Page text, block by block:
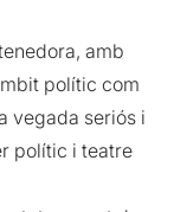
amb
polític com
vegada seriós i
polític i teatre